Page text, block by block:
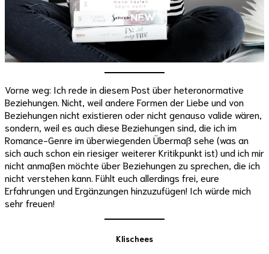
Vorne weg: Ich rede in diesem Post über heteronormative
Beziehungen. Nicht, weil andere Formen der Liebe und von
Beziehungen nicht existieren oder nicht genauso valide wären,
sondern, weil es auch diese Beziehungen sind, die ich im
Romance-Genre im überwiegenden Übermaß sehe (was an
sich auch schon ein riesiger weiterer Kritikpunkt ist) und ich mir
nicht anmaßen möchte über Beziehungen zu sprechen, die ich
nicht verstehen kann. Fühlt euch allerdings frei, eure
Erfahrungen und Ergänzungen hinzuzufügen! Ich würde mich
sehr freuen!
Klischees